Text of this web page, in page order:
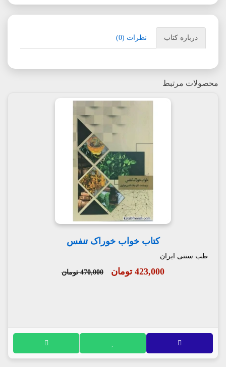
درباره کتاب نظرات (0)
محصولات مرتبط
کتاب خواب خوراک تنفس
طب سنتی ایران
423,000 تومان 470,000 تومان